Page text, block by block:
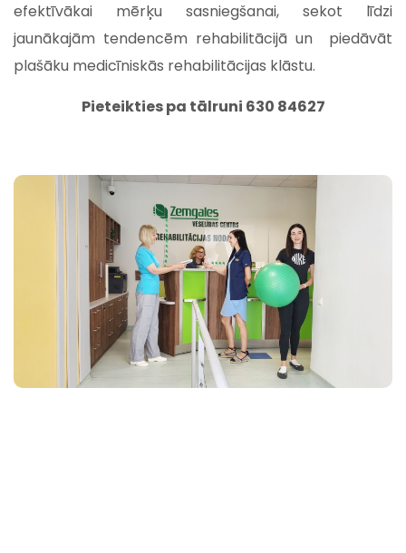
efektīvākai mērķu sasniegšanai, sekot līdzi
jaunākajām tendencēm rehabilitācijā un piedāvāt
plašāku medicīniskās rehabilitācijas klāstu.
Pieteikties pa tālruni 630 84627